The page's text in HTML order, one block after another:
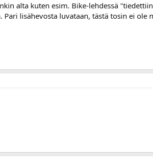
alta kuten esim. Bike-lehdessä
lisähevosta luvataan, tästä tosin ei ole